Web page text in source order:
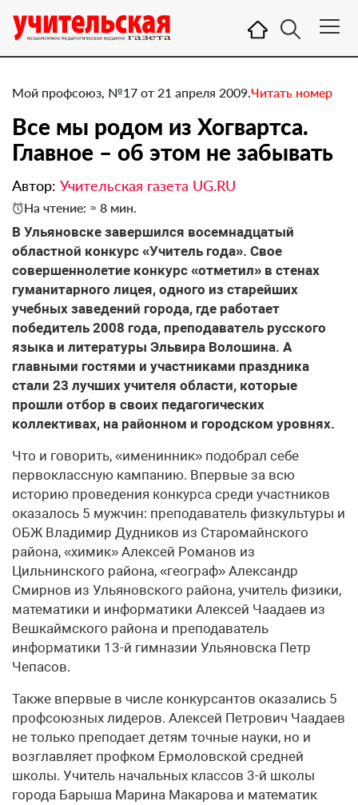
Мой профсоюз, №17 от 21 апреля 2009.Читать номер
Все мы родом из Хогвартса.
Главное – об этом не забывать
Автор: Учительская газета UG.RU
На чтение: ≈ 8 мин.
В Ульяновске завершился восемнадцатый
областной конкурс «Учитель года». Свое
совершеннолетие конкурс «отметил» в стенах
гуманитарного лицея, одного из старейших
учебных заведений города, где работает
победитель 2008 года, преподаватель русского
языка и литературы Эльвира Волошина. А
главными гостями и участниками праздника
стали 23 лучших учителя области, которые
прошли отбор в своих педагогических
коллективах, на районном и городском уровнях.
Что и говорить, «именинник» подобрал себе
первоклассную кампанию. Впервые за всю
историю проведения конкурса среди участников
оказалось 5 мужчин: преподаватель физкультуры и
ОБЖ Владимир Дудников из Старомайнского
района, «химик» Алексей Романов из
Цильнинского района, «географ» Александр
Смирнов из Ульяновского района, учитель физики,
математики и информатики Алексей Чаадаев из
Вешкаймского района и преподаватель
информатики 13-й гимназии Ульяновска Петр
Чепасов.
Также впервые в числе конкурсантов оказались 5
профсоюзных лидеров. Алексей Петрович Чаадаев
не только преподает детям точные науки, но и
возглавляет профком Ермоловской средней
школы. Учитель начальных классов 3-й школы
города Барыша Марина Макарова и математик